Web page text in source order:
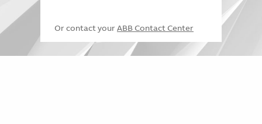
Or contact your ABB Contact Center